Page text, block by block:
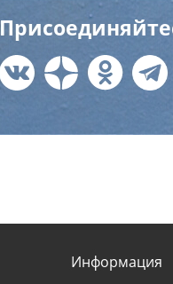
Информация